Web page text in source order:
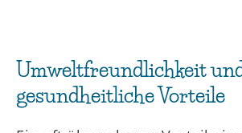
Umweltfreundlichkeit
gesundheitliche Vorteile